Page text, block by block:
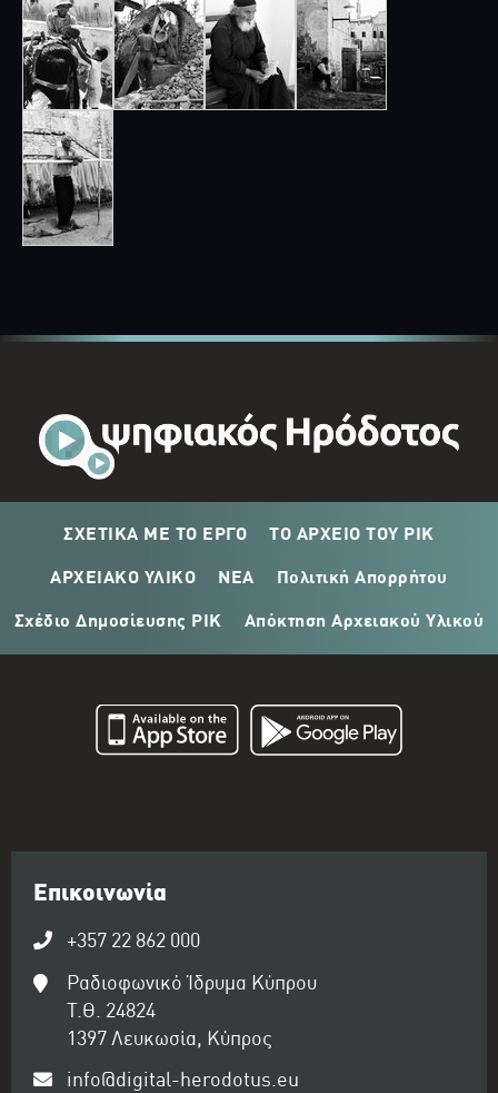
ΣΧΕΤΙΚΑ ΜΕ ΤΟ ΕΡΓΟ ΤΟ ΑΡΧΕΙΟ ΤΟΥ ΡΙΚ
ΑΡΧΕΙΑΚΟ ΥΛΙΚΟ ΝΕΑ Πολιτική Απορρήτου
Σχέδιο Δημοσίευσης ΡΙΚ Απόκτηση Αρχειακού Υλικού
Επικοινωνία
+357 22 862 000
Ραδιοφωνικό Ίδρυμα Κύπρου
Τ.Θ. 24824
1397 Λευκωσία, Κύπρος
info@digital-herodotus.eu